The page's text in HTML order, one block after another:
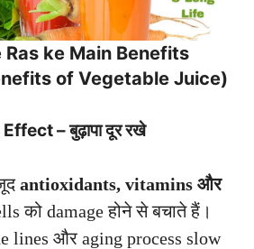
Ras ke Main Benefits
of Vegetable Juice)
– बुढ़ापा दूर रखे
antioxidants, vitamins और
को damage होने से बचाते हैं।
lines और aging process slow